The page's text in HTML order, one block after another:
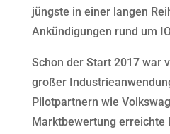
jüngste in einer langen
Ankündigungen rund um
Schon der Start 2017 war
großer
Pilotpartnern wie
Marktbewertung erreichte